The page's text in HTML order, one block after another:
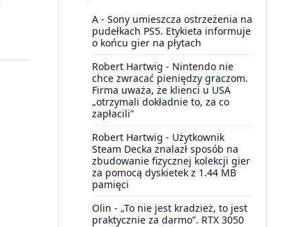
A - Sony umieszcza ostrzeżenia na
pudełkach PS5. Etykieta informuje
o końcu gier na płytach
Robert Hartwig - Nintendo nie
chce zwracać pieniędzy graczom.
Firma uważa, że klienci u USA
„otrzymali dokładnie to, za co
zapłacili”
Robert Hartwig - Użytkownik
Steam Decka znalazł sposób na
zbudowanie fizycznej kolekcji gier
za pomocą dyskietek z 1.44 MB
pamięci
Olin - „To nie jest kradzież, to jest
praktycznie za darmo”. RTX 3050